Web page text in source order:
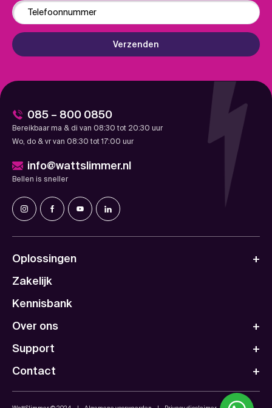
Phone
Verzenden
085 – 800 0850
Bereikbaar ma & di van 08:30 tot 20:30 uur
Wo, do & vr van 08:30 tot 17:00 uur
info@wattslimmer.nl
Bellen is sneller
Oplossingen
Zakelijk
Kennisbank
Over ons
Support
Contact